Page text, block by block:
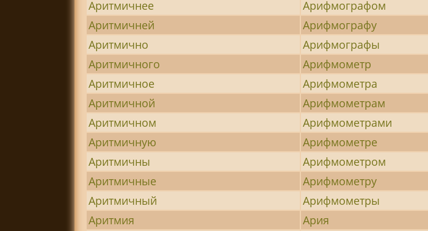
Аритмичнее
Арифмографом
Аритмичней
Арифмографу
Аритмично
Арифмографы
Аритмичного
Арифмометр
Аритмичное
Арифмометра
Аритмичной
Арифмометрам
Аритмичном
Арифмометрами
Аритмичную
Арифмометре
Аритмичны
Арифмометром
Аритмичные
Арифмометру
Аритмичный
Арифмометры
Аритмия
Ария